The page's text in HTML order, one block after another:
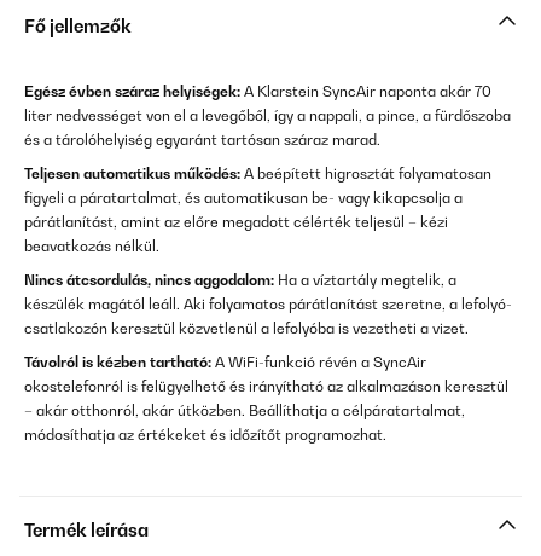
Fő jellemzők
Egész évben száraz helyiségek: A Klarstein SyncAir naponta akár 70
liter nedvességet von el a levegőből, így a nappali, a pince, a fürdőszoba
és a tárolóhelyiség egyaránt tartósan száraz marad.
Teljesen automatikus működés: A beépített higrosztát folyamatosan
figyeli a páratartalmat, és automatikusan be- vagy kikapcsolja a
párátlanítást, amint az előre megadott célérték teljesül – kézi
beavatkozás nélkül.
Nincs átcsordulás, nincs aggodalom: Ha a víztartály megtelik, a
készülék magától leáll. Aki folyamatos párátlanítást szeretne, a lefolyó-
csatlakozón keresztül közvetlenül a lefolyóba is vezetheti a vizet.
Távolról is kézben tartható: A WiFi-funkció révén a SyncAir
okostelefonról is felügyelhető és irányítható az alkalmazáson keresztül
– akár otthonról, akár útközben. Beállíthatja a célpáratartalmat,
módosíthatja az értékeket és időzítőt programozhat.
Termék leírása